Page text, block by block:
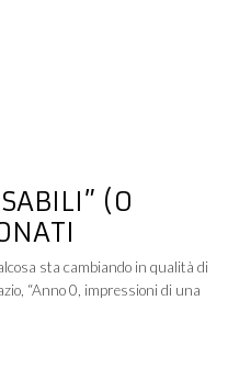
(O
sta cambiando in qualità di
“Anno 0, impressioni di una